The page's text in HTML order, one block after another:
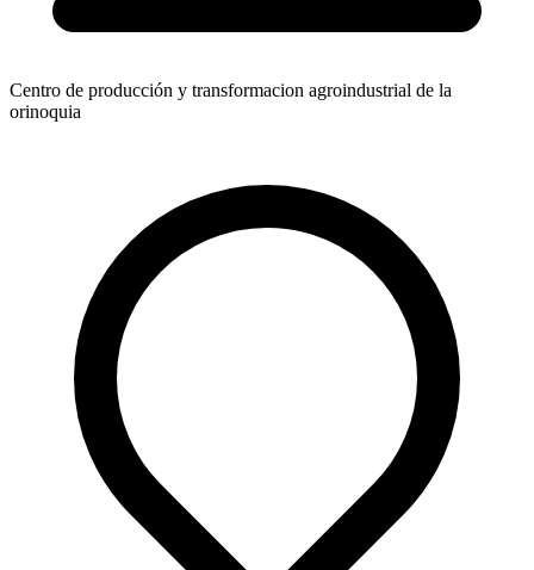
Centro de producción y transformacion agroindustrial de la
orinoquia